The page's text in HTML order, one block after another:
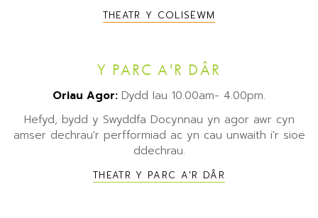
THEATR Y COLISËWM
Y PARC A'R DÂR
Oriau Agor: Dydd Iau 10.00am- 4.00pm.
Hefyd, bydd y Swyddfa Docynnau yn agor awr cyn
amser dechrau'r perfformiad ac yn cau unwaith i'r sioe
ddechrau.
THEATR Y PARC A'R DÂR